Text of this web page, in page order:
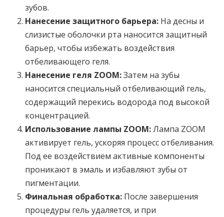
зубов.
Нанесение защитного барьера: На десны и
слизистые оболочки рта наносится защитный
барьер, чтобы избежать воздействия
отбеливающего геля.
Нанесение геля ZOOM:Затем на зубы
наносится специальный отбеливающий гель,
содержащий перекись водорода под высокой
концентрацией.
Использование лампы ZOOM:Лампа ZOOM
активирует гель, ускоряя процесс отбеливания.
Под ее воздействием активные компоненты
проникают в эмаль и избавляют зубы от
пигментации.
Финальная обработка: После завершения
процедуры гель удаляется, и при